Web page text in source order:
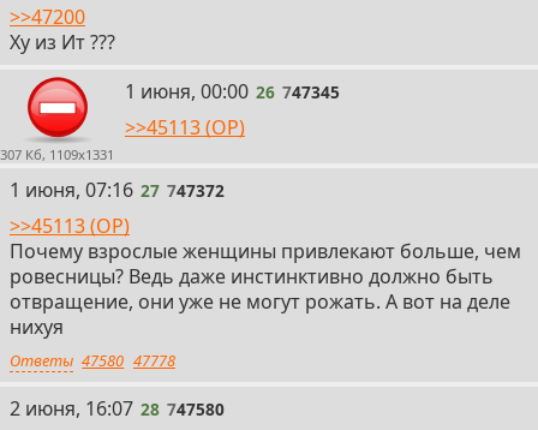
>>47200
Ху из Ит ???
307 Кб, 1109x1331
26
1 июня, 00:00 26 747345
>>45113 (OP)
27
1 июня, 07:16 27 747372
>>45113 (OP)
Почему взрослые женщины привлекают больше, чем
ровесницы? Ведь даже инстинктивно должно быть
отвращение, они уже не могут рожать. А вот на деле
нихуя
Ответы 47580 47778
28
2 июня, 16:07 28 747580